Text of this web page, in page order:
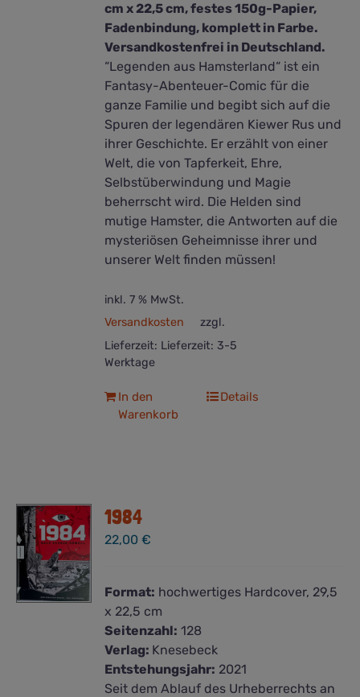
cm x 22,5 cm, festes 150g-Papier,
Fadenbindung, komplett in Farbe.
Versandkostenfrei in Deutschland.
“Legenden aus Hamsterland“ ist ein
Fantasy-Abenteuer-Comic für die
ganze Familie und begibt sich auf die
Spuren der legendären Kiewer Rus und
ihrer Geschichte. Er erzählt von einer
Welt, die von Tapferkeit, Ehre,
Selbstüberwindung und Magie
beherrscht wird. Die Helden sind
mutige Hamster, die Antworten auf die
mysteriösen Geheimnisse ihrer und
unserer Welt finden müssen!
inkl. 7 % MwSt.
zzgl.
Versandkosten
Lieferzeit: Lieferzeit: 3-5
Werktage
In den
Warenkorb
Details
1984
22,00€
Format: hochwertiges Hardcover, 29,5
x 22,5 cm
Seitenzahl: 128
Verlag: Knesebeck
Entstehungsjahr: 2021
Seit dem Ablauf des Urheberrechts an